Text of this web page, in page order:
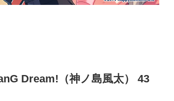
Dream!（神ノ島風太） 43